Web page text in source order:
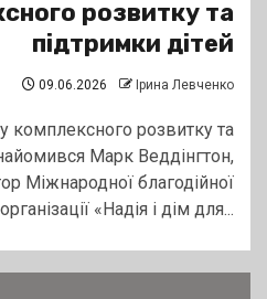
розвитку та
підтримки дітей
09.06.2026 Ірина Левченко
комплексного розвитку та
Марк Веддінгтон,
Міжнародної благодійної
організації «Надія і дім для...